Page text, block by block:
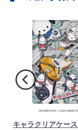
キャラクリアケー